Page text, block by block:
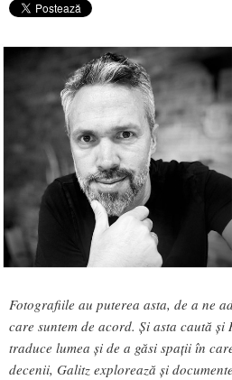
Fotografiile au puterea asta, de a ne
care suntem de acord. Și asta caută și
traduce lumea și de a găsi spații în
decenii, Galitz explorează și